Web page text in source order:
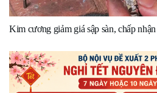
Kim cương giảm giá sập sàn, chấp